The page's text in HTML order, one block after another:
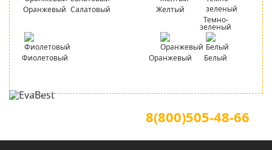
Оранжевый Салатовый
Фиолетовый
Желтый
Темно-
зеленый
Оранжевый Белый
8(800)505-48-66